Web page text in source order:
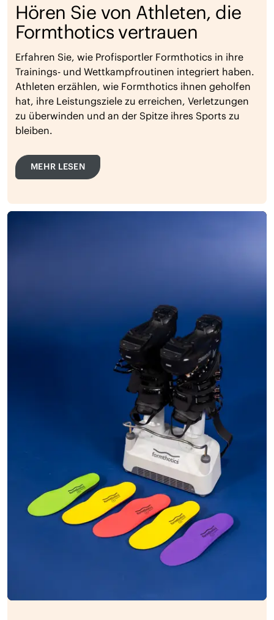
Hören Sie von Athleten, die
Formthotics vertrauen
Erfahren Sie, wie Profisportler Formthotics in ihre
Trainings- und Wettkampfroutinen integriert haben.
Athleten erzählen, wie Formthotics ihnen geholfen
hat, ihre Leistungsziele zu erreichen, Verletzungen
zu überwinden und an der Spitze ihres Sports zu
bleiben.
MEHR LESEN